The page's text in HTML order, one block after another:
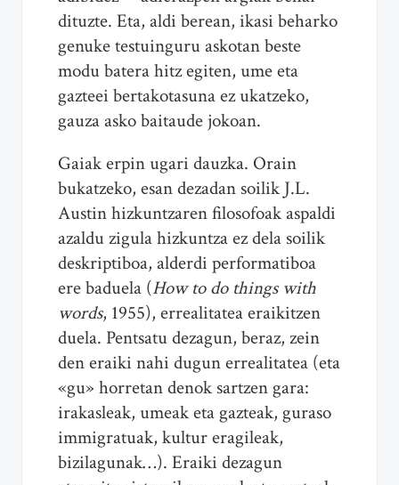
dituzte. Eta, aldi berean, ikasi beharko
genuke testuinguru askotan beste
modu batera hitz egiten, ume eta
gazteei bertakotasuna ez ukatzeko,
gauza asko baitaude jokoan.
Gaiak erpin ugari dauzka. Orain
bukatzeko, esan dezadan soilik J.L.
Austin hizkuntzaren filosofoak aspaldi
azaldu zigula hizkuntza ez dela soilik
deskriptiboa, alderdi performatiboa
ere baduela (How to do things with
words, 1955), errealitatea eraikitzen
duela. Pentsatu dezagun, beraz, zein
den eraiki nahi dugun errealitatea (eta
«gu» horretan denok sartzen gara:
irakasleak, umeak eta gazteak, guraso
immigratuak, kultur eragileak,
bizilagunak…). Eraiki dezagun